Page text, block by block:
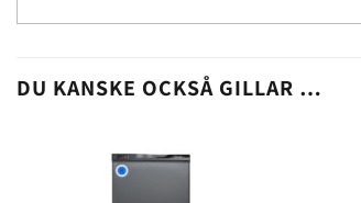
DU KANSKE OCKSÅ GILLAR …